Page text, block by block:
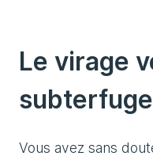
Le virage
Vous avez sans